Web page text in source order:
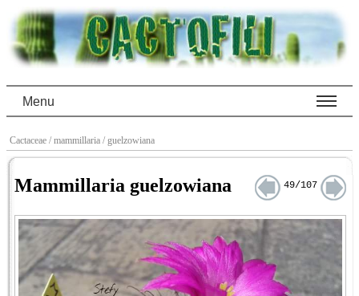
Menu
Cactaceae / mammillaria / guelzowiana
Mammillaria guelzowiana 49/107